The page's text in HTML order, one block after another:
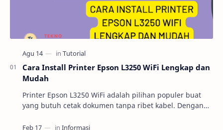
Cara Install Printer Epson L3250 WiFi Lengkap dan
Mudah
Printer Epson L3250 WiFi adalah pilihan populer buat
yang butuh cetak dokumen tanpa ribet kabel. Dengan